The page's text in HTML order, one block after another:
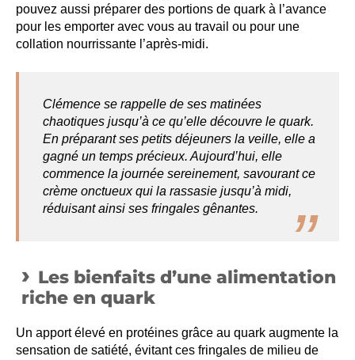
pouvez aussi préparer des portions de quark à l’avance
pour les emporter avec vous au travail ou pour une
collation nourrissante l’après-midi.
Clémence se rappelle de ses matinées
chaotiques jusqu’à ce qu’elle découvre le quark.
En préparant ses petits déjeuners la veille, elle a
gagné un temps précieux. Aujourd’hui, elle
commence la journée sereinement, savourant ce
crème onctueux qui la rassasie jusqu’à midi,
réduisant ainsi ses fringales gênantes.
Les bienfaits d’une alimentation
riche en quark
Un apport élevé en protéines grâce au quark augmente la
sensation de satiété, évitant ces fringales de milieu de